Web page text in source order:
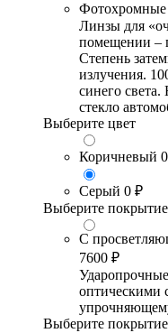
Фотохромные
Линзы для
помещении –
Степень
излучения.
синего
стекло
Выберите цвет
Коричневый
Серый 0 ₽
Выберите
С
7600 ₽
оптическими
Выберите